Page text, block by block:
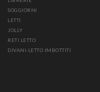
SOGGIORNI
LETTI
JOLLY
RETI LETTO
DIVANI-LETTO IMBOTTITI